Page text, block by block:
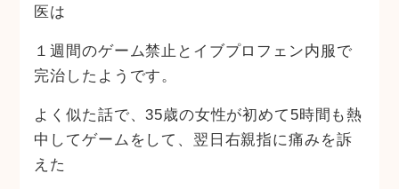
医は
１週間のゲーム禁止とイブプロフェン内服で
完治したようです。
よく似た話で、35歳の女性が初めて5時間も熱
中してゲームをして、翌日右親指に痛みを訴
えた